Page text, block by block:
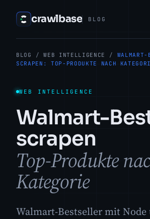
crawlbase BLOG
BLOG / WEB INTELLIGENCE /
WALMART-
SCRAPEN: TOP-PRODUKTE NACH
WEB INTELLIGENCE
Walmart-
scrapen
Top-Produkte
Kategorie
Walmart-Bestseller mit Node